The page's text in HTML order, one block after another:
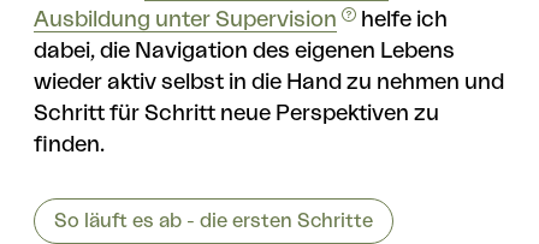
Ausbildung unter Supervision
helfe ich
dabei, die Navigation des eigenen Lebens
wieder aktiv selbst in die Hand zu nehmen und
Schritt für Schritt neue Perspektiven zu
finden.
So läuft es ab - die ersten Schritte